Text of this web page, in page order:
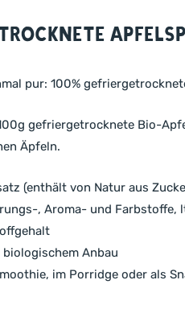
pur: 100%
gefriergetrocknete Bio-
Äpfeln.
(enthält von Natur aus
, Aroma- und Farbstoffe,
Anbau
im Porridge oder als